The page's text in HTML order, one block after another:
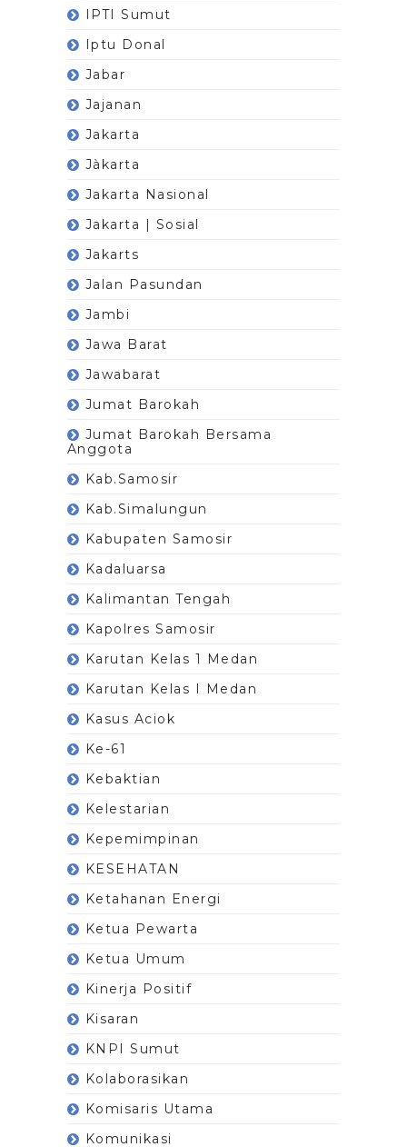
IPTI Sumut
Iptu Donal
Jabar
Jajanan
Jakarta
Jàkarta
Jakarta Nasional
Jakarta | Sosial
Jakarts
Jalan Pasundan
Jambi
Jawa Barat
Jawabarat
Jumat Barokah
Jumat Barokah Bersama
Anggota
Kab.Samosir
Kab.Simalungun
Kabupaten Samosir
Kadaluarsa
Kalimantan Tengah
Kapolres Samosir
Karutan Kelas 1 Medan
Karutan Kelas I Medan
Kasus Aciok
Ke-61
Kebaktian
Kelestarian
Kepemimpinan
KESEHATAN
Ketahanan Energi
Ketua Pewarta
Ketua Umum
Kinerja Positif
Kisaran
KNPI Sumut
Kolaborasikan
Komisaris Utama
Komunikasi